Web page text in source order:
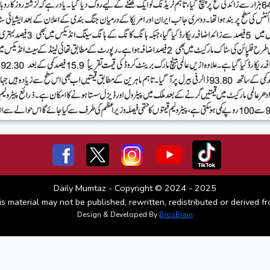
Daily Mumtaz - Copyright © 2024 - 2025
material may not be published, rewritten, redistributed or derived
Design & Developed By BrosBrain